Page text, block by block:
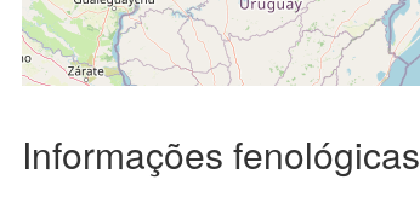
Informações fenológicas